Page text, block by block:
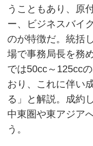
うこともあり、原
ー、ビジネスバイ
のが特徴だ。統括
場で事務局長を務
では50cc～125cc
おり、これに伴い
る」と解説。成約
中東圏や東アジア
う。